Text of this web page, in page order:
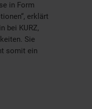
in Form
erklärt
bei KURZ,
Sie
somit ein